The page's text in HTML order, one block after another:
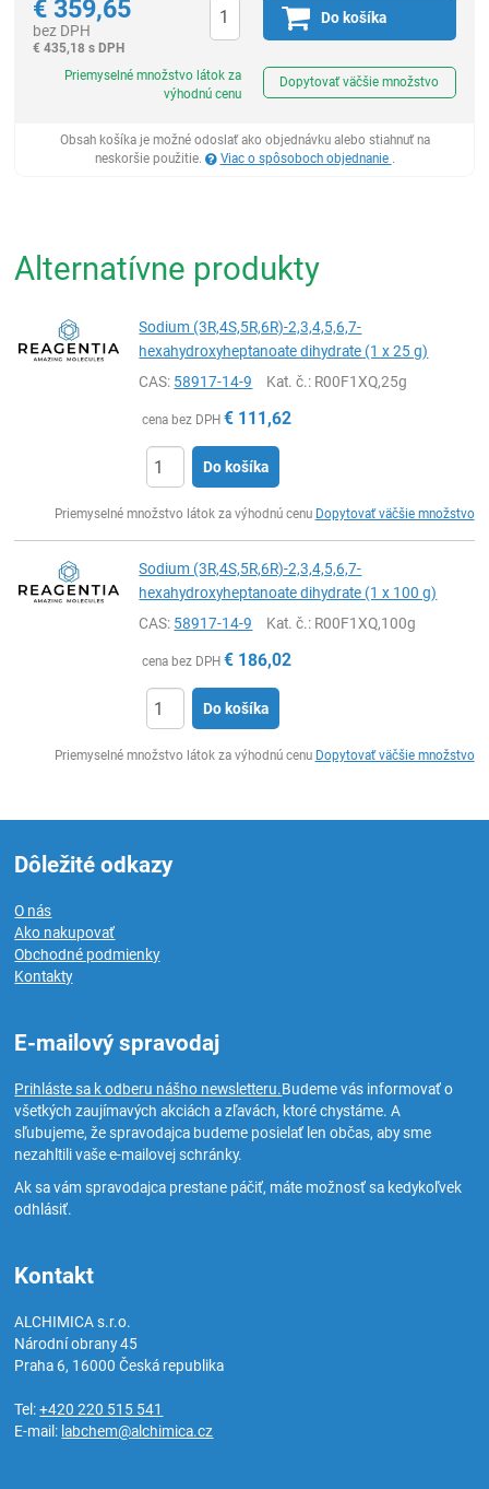
€ 359,65
bez DPH
€ 435,18 s DPH
Do košíka
Priemyselné množstvo látok za
výhodnú cenu
Dopytovať väčšie množstvo
Obsah košíka je možné odoslať ako objednávku alebo stiahnuť na
neskoršie použitie.
Viac o spôsoboch objednanie .
Alternatívne produkty
Sodium (3R,4S,5R,6R)-2,3,4,5,6,7-
hexahydroxyheptanoate dihydrate (1 x 25 g)
CAS: 58917-14-9 Kat. č.: R00F1XQ,25g
cena bez DPH € 111,62
Do košíka
Priemyselné množstvo látok za výhodnú cenu Dopytovať väčšie množstvo
Sodium (3R,4S,5R,6R)-2,3,4,5,6,7-
hexahydroxyheptanoate dihydrate (1 x 100 g)
CAS: 58917-14-9 Kat. č.: R00F1XQ,100g
cena bez DPH € 186,02
Do košíka
Priemyselné množstvo látok za výhodnú cenu Dopytovať väčšie množstvo
Dôležité odkazy
O nás
Ako nakupovať
Obchodné podmienky
Kontakty
E-mailový spravodaj
Prihláste sa k odberu nášho newsletteru.Budeme vás informovať o
všetkých zaujímavých akciách a zľavách, ktoré chystáme. A
sľubujeme, že spravodajca budeme posielať len občas, aby sme
nezahltili vaše e-mailovej schránky.
Ak sa vám spravodajca prestane páčiť, máte možnosť sa kedykoľvek
odhlásiť.
Kontakt
ALCHIMICA s.r.o.
Národní obrany 45
Praha 6, 16000Česká republika
Tel:+420 220 515 541
E-mail: labchem@alchimica.cz